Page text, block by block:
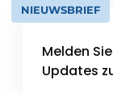
NIEUWSBRIEF
Melden
Updates